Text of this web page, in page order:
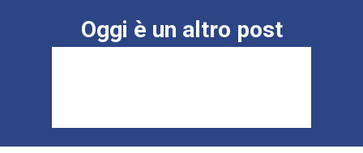
Oggi è un altro post